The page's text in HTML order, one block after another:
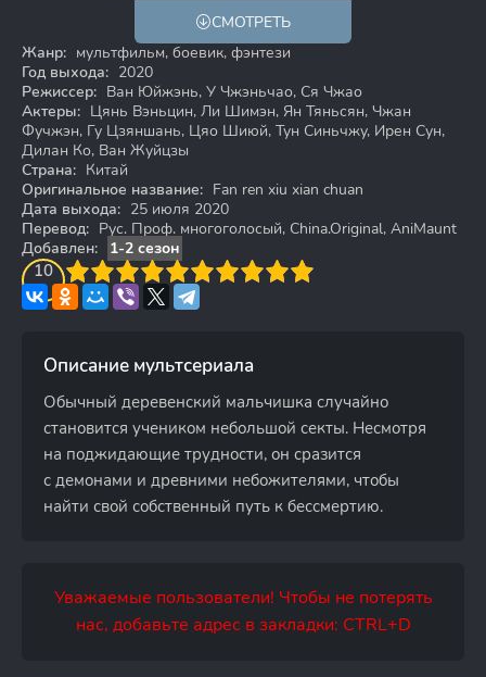
СМОТРЕТЬ
Жанр: мультфильм, боевик, фэнтези
Год выхода: 2020
Режиссер: Ван Юйжэнь, У Чжэньчао, Ся Чжао
Актеры: Цянь Вэньцин, Ли Шимэн, Ян Тяньсян, Чжан
Фучжэн, Гу Цзяншань, Цяо Шиюй, Тун Синьчжу, Ирен Сун,
Дилан Ко, Ван Жуйцзы
Страна: Китай
Оригинальное название: Fan ren xiu xian chuan
Дата выхода: 25 июля 2020
Перевод: Рус. Проф. многоголосый, China.Original, AniMaunt
Добавлен:
1-2 сезон
10
4 5 6 7 8 9 10
Описание мультсериала
Обычный деревенский мальчишка случайно
становится учеником небольшой секты. Несмотря
на поджидающие трудности, он сразится
с демонами и древними небожителями, чтобы
найти свой собственный путь к бессмертию.
Уважаемые пользователи! Чтобы не потерять
нас, добавьте адрес в закладки: CTRL+D